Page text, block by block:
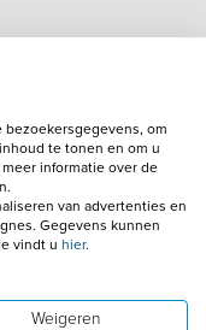
bezoekersgegevens, om
te tonen en om u
informatie over de
van advertenties en
Gegevens kunnen
vindt u hier.
Weigeren